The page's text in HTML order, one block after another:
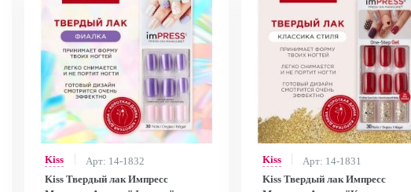
Kiss
Арт: 14-1832
Kiss Твердый лак Импресс
Kiss
Арт: 14-1831
Kiss Твердый лак Импресс